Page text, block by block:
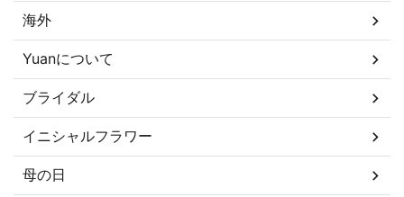
海外
Yuanについて
ブライダル
イニシャルフラワー
母の日